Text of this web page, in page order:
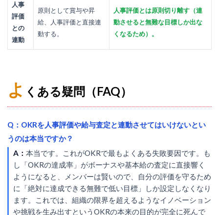
人事
評価
との
連動
原則として賞与や昇
給、人事評価と直接連
動する。
人事評価とは原則切り離す（連
動させると無難な目標しか出な
くなるため）。
よ くある疑問（FAQ）
Q：OKRを人事評価や給与査定と連動させてはいけないとい
うのは本当ですか？
A： 本当です。これがOKRで最もよくある失敗要因です。も
し「OKRの達成率」がボーナスや基本給の査定に直接響く
ようになると、メンバーは賢いので、自分の評価を守るため
に「絶対に達成できる無難で低い目標」しか設定しなくなり
ます。これでは、組織の限界を超えるようなイノベーション
や挑戦を生み出すというOKRの本来の目的が完全に死んで